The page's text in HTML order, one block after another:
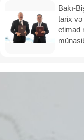
Bakı-
tarix və
etimad